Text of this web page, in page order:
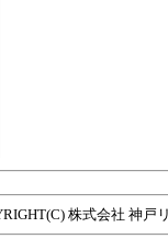
株式会社 神戸